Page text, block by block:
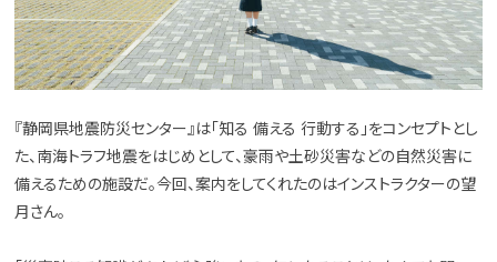
『静岡県地震防災センター』は「知る 備える 行動する」をコンセプトとし
た、南海トラフ地震をはじめとして、豪雨や土砂災害などの自然災害に
備えるための施設だ。今回、案内をしてくれたのはインストラクターの望
月さん。